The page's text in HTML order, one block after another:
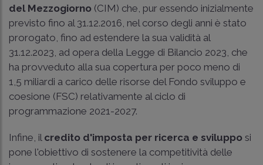
del Mezzogiorno (CIM) che, pur essendo inizialmente
previsto fino al 31.12.2016, nel corso degli anni è stato
prorogato, fino ad estendere la sua validità al
31.12.2023, ad opera della Legge di Bilancio 2023, che
ha provveduto alla sua copertura per poco meno di
1,5 miliardi a carico delle risorse del Fondo sviluppo e
coesione (FSC) relativamente al ciclo di
programmazione 2021-2027.
Infine, il credito d'imposta per ricerca e sviluppo si
pone l'obiettivo di sostenere la competitività delle